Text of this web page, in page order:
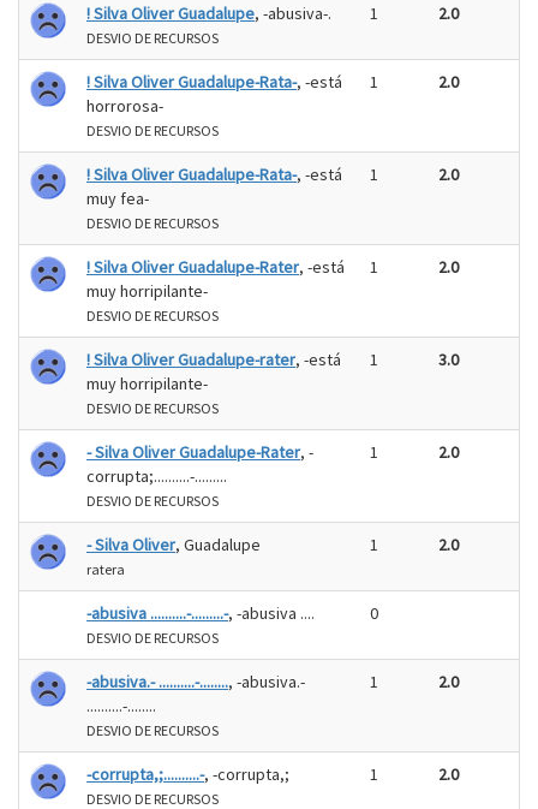
! Silva Oliver Guadalupe, -abusiva-.
DESVIO DE RECURSOS
1 2.0
! Silva Oliver Guadalupe-Rata-, -está
horrorosa-
DESVIO DE RECURSOS
1 2.0
! Silva Oliver Guadalupe-Rata-, -está
muy fea-
DESVIO DE RECURSOS
1 2.0
! Silva Oliver Guadalupe-Rater, -está
muy horripilante-
DESVIO DE RECURSOS
1 2.0
! Silva Oliver Guadalupe-rater, -está
muy horripilante-
DESVIO DE RECURSOS
1 3.0
- Silva Oliver Guadalupe-Rater, -
corrupta;..........-.........
DESVIO DE RECURSOS
1 2.0
- Silva Oliver, Guadalupe
ratera
1 2.0
-abusiva ..........-.........-, -abusiva ....
DESVIO DE RECURSOS
0
-abusiva.- ..........-........, -abusiva.-
..........-........
DESVIO DE RECURSOS
1 2.0
-corrupta,;..........-, -corrupta,;
DESVIO DE RECURSOS
1 2.0